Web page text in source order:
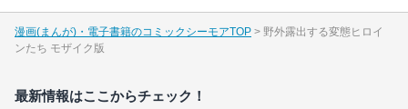
漫画(まんが)・電子書籍のコミックシーモアTOP
野外露出する変態ヒロイ
ンたち モザイク版
最新情報はここからチェック！